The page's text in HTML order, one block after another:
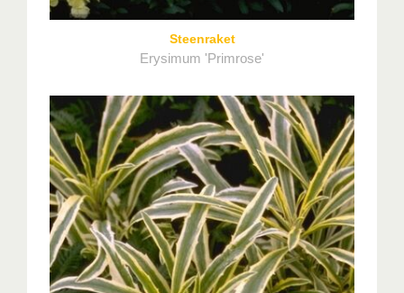
Steenraket
Erysimum 'Primrose'